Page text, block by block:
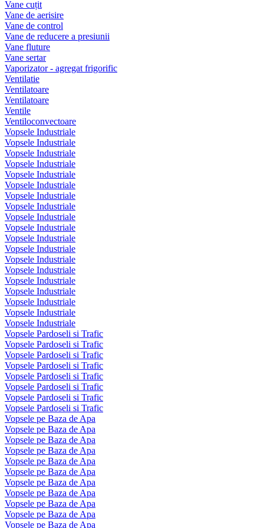
Vane cuțit
Vane de aerisire
Vane de control
Vane de reducere a presiunii
Vane fluture
Vane sertar
Vaporizator - agregat frigorific
Ventilatie
Ventilatoare
Ventilatoare
Ventile
Ventiloconvectoare
Vopsele Industriale
Vopsele Industriale
Vopsele Industriale
Vopsele Industriale
Vopsele Industriale
Vopsele Industriale
Vopsele Industriale
Vopsele Industriale
Vopsele Industriale
Vopsele Industriale
Vopsele Industriale
Vopsele Industriale
Vopsele Industriale
Vopsele Industriale
Vopsele Industriale
Vopsele Industriale
Vopsele Industriale
Vopsele Industriale
Vopsele Industriale
Vopsele Pardoseli si Trafic
Vopsele Pardoseli si Trafic
Vopsele Pardoseli si Trafic
Vopsele Pardoseli si Trafic
Vopsele Pardoseli si Trafic
Vopsele Pardoseli si Trafic
Vopsele Pardoseli si Trafic
Vopsele Pardoseli si Trafic
Vopsele pe Baza de Apa
Vopsele pe Baza de Apa
Vopsele pe Baza de Apa
Vopsele pe Baza de Apa
Vopsele pe Baza de Apa
Vopsele pe Baza de Apa
Vopsele pe Baza de Apa
Vopsele pe Baza de Apa
Vopsele pe Baza de Apa
Vopsele pe Baza de Apa
Vopsele pe Baza de Apa